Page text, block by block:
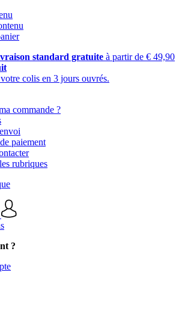
standard gratuite à partir de € 49,90
colis en 3 jours ouvrés.
commande ?
paiement
rubriques
?